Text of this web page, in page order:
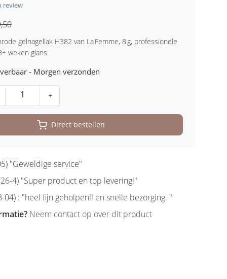
review
gelnagellak H382 van La Femme, 8 g, professionele
weken glans.
- Morgen verzonden
+
Direct bestellen
"Geweldige service"
4) "Super product en top levering!"
04) : "heel fijn geholpen!! en snelle bezorging. "
Neem contact op over dit product